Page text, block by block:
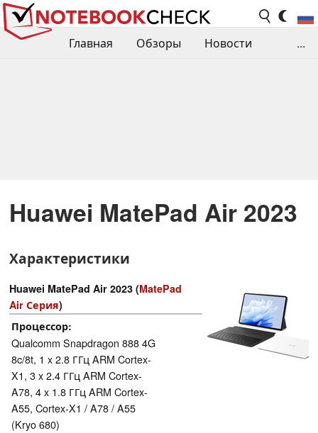
Главная Обзоры
Новости
...
Huawei MatePad Air 2023
Характеристики
Huawei MatePad Air 2023 (MatePad
Air Серия)
Процессор
Qualcomm Snapdragon 888 4G
8c/8t, 1 x 2.8 ГГц ARM Cortex-
X1, 3 x 2.4 ГГц ARM Cortex-
A78, 4 x 1.8 ГГц ARM Cortex-
A55, Cortex-X1 / A78 / A55
(Kryo 680)